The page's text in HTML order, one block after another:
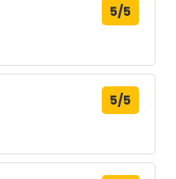
5/5
5/5